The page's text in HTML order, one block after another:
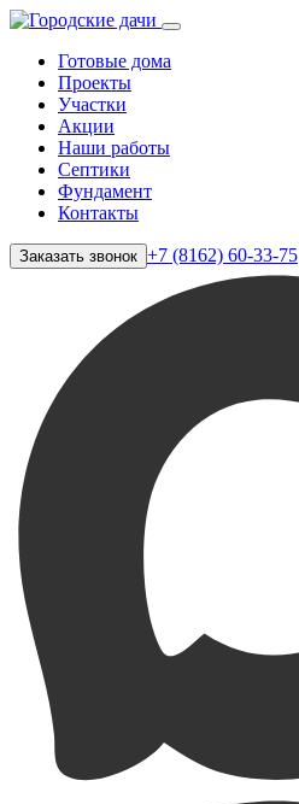
Готовые дома
Проекты
Участки
Акции
Наши работы
Септики
Фундамент
Контакты
Заказать звонок +7 (8162) 60-33-75